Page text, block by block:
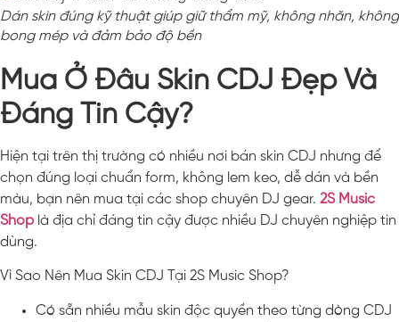
Dán skin đúng kỹ thuật giúp giữ thẩm mỹ, không nhăn, không
bong mép và đảm bảo độ bền
Mua Ở Đâu Skin CDJ Đẹp Và
Đáng Tin Cậy?
Hiện tại trên thị trường có nhiều nơi bán skin CDJ nhưng để
chọn đúng loại chuẩn form, không lem keo, dễ dán và bền
màu, bạn nên mua tại các shop chuyên DJ gear. 2S Music
Shoplà địa chỉ đáng tin cậy được nhiều DJ chuyên nghiệp tin
dùng.
Vì Sao Nên Mua Skin CDJ Tại 2S Music Shop?
Có sẵn nhiều mẫu skin độc quyền theo từng dòng CDJ